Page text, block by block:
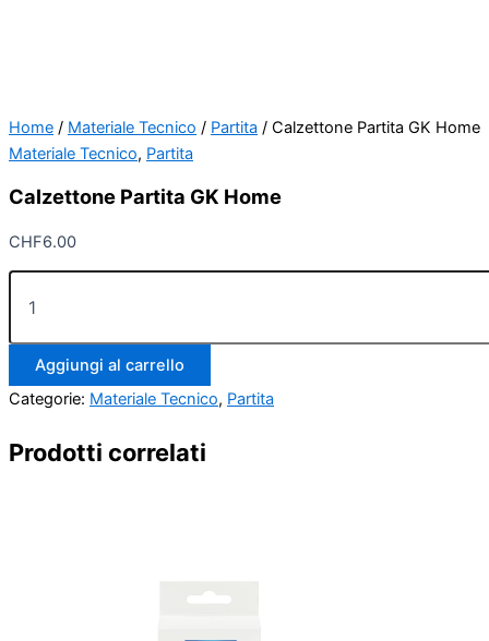
Home / Materiale Tecnico / Partita / Calzettone Partita GK Home
Materiale Tecnico, Partita
Calzettone Partita GK Home
CHF6.00
Calzettone
Partita
Home
quantità
Aggiungi al carrello
Categorie: Materiale Tecnico, Partita
Prodotti correlati